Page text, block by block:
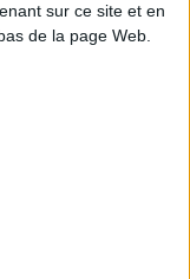
sur ce site et en
de la page Web.
AVEC LADY DI ?